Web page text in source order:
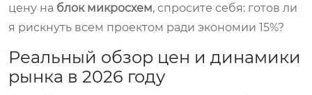
цену на блок микросхем, спросите себя: готов ли
я рискнуть всем проектом ради экономии 15%?
Реальный обзор цен и динамики
рынка в 2026 году